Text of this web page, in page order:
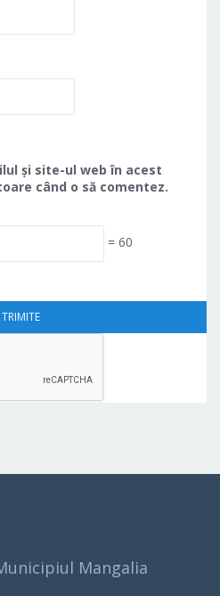
și site-ul web în acest
când o să comentez.
= 60
Mangalia